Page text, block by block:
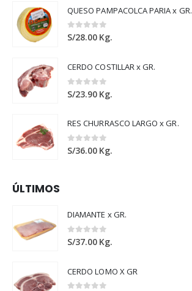
QUESO PAMPACOLCA PARIA x GR.
0out of 5
S/28.00 Kg.
CERDO COSTILLAR x GR.
0out of 5
S/23.90 Kg.
RES CHURRASCO LARGO x GR.
0out of 5
S/36.00 Kg.
ÚLTIMOS
DIAMANTE x GR.
0out of 5
S/37.00 Kg.
CERDO LOMO X GR